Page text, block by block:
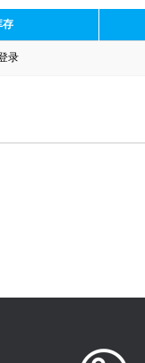
存
录